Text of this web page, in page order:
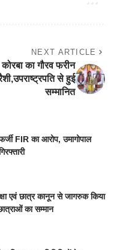
NEXT ARTICLE
कोरबा का गौरव फरीन
से हुई
सम्मानित
FIR का आरोप, उमागोपाल
एवं छात्र कानून से जागरुक किया
का सम्मान